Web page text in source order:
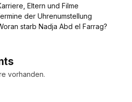
Eltern und Filme
der Uhrenumstellung
starb Nadja Abd el Farrag?
vorhanden.